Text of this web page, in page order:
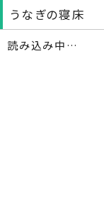
うなぎの寝床
読み込み中…